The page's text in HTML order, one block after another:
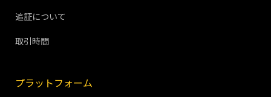
追証について
取引時間
プラットフォーム